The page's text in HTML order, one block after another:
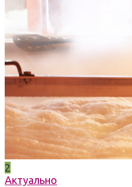
2
Актуально